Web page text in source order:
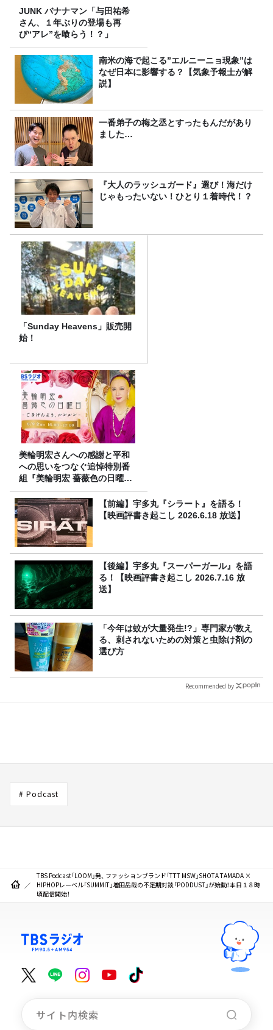
JUNK バナナマン「与田祐希
さん、１年ぶりの登場も再
び“アレ”を喰らう！？」
南米の海で起こる”エルニーニョ現象”は
なぜ日本に影響する？【気象予報士が解
説】
一番弟子の梅之丞とすったもんだがあり
ました…
『大人のラッシュガード』選び！海だけ
じゃもったいない！ひとり１着時代！？
「Sunday Heavens」販売開
始！
美輪明宏さんへの感謝と平和
への思いをつなぐ追悼特別番
組『美輪明宏 薔薇色の日曜日
～ごきげんよう、ルンルン
～』8/9（日）16時放送【前編】宇多丸『シラート』を語る！
【映画評書き起こし 2026.6.18 放送】
【後編】宇多丸『スーパーガール』を語
る！【映画評書き起こし 2026.7.16 放
送】
「今年は蚊が大量発生!?」専門家が教え
る、刺されないための対策と虫除け剤の
選び方
Recommended by
# Podcast
TBS Podcast「LOOM」発、 ファッションブランド「TTT MSW」SHOTA TAMADA ×
HIPHOPレーベル「SUMMIT」増田岳哉の不定期対談「PODDUST」が始動！本日１８時
頃配信開始！